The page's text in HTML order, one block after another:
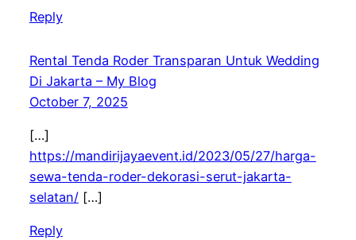
Reply
Rental Tenda Roder Transparan Untuk Wedding
Di Jakarta – My Blog
October 7, 2025
[…]
https://mandirijayaevent.id/2023/05/27/harga-
sewa-tenda-roder-dekorasi-serut-jakarta-
selatan/[…]
Reply